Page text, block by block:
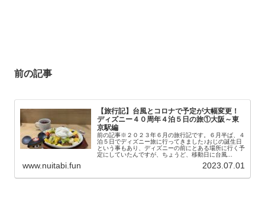
前の記事
【旅行記】台風とコロナで予定が大幅変更！
ディズニー４０周年４泊５日の旅①大阪～東
京駅編
前の記事※２０２３年６月の旅行記です。６月半ば、４
泊５日でディズニー旅に行ってきました♪おじの誕生日
という事もあり、ディズニーの前にとある場所に行く予
定にしていたんですが、ちょうど、移動日に台風...
www.nuitabi.fun 2023.07.01